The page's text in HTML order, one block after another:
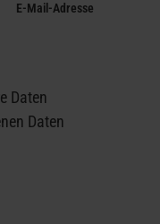
E-Mail-Adresse
Daten
Daten